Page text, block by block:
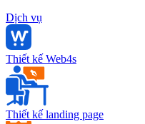
Dịch vụ
Thiết kế Web4s
Thiết kế landing page